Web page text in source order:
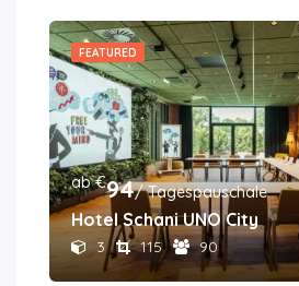
FEATURED
ab €94/ Tagespauschale
Hotel Schani UNO City
3 115 90